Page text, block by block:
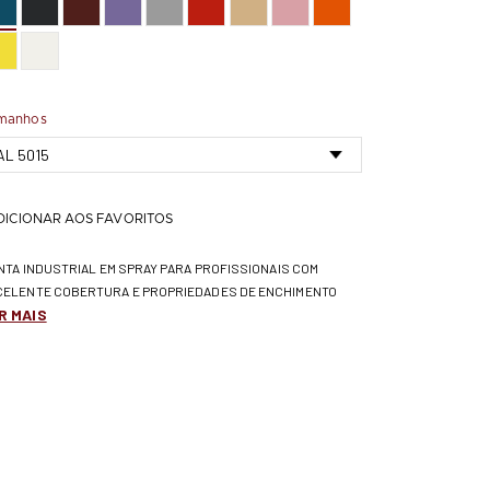
AOS FAVORITOS
INDUSTRIAL EM SPRAY PARA PROFISSIONAIS COM
COBERTURA E PROPRIEDADES DE ENCHIMENTO
MAIS